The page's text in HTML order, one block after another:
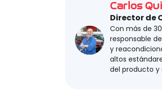
Carlos
Director de
Con más de
responsable
y
altos
del producto y